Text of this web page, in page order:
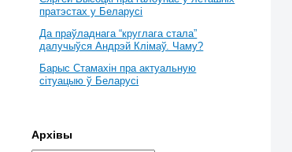
пратэстах у Беларусі
Да праўладнага “круглага стала”
далучыўся Андрэй Клімаў. Чаму?
Барыс Стамахін пра актуальную
сітуацыю ў Беларусі
Архівы